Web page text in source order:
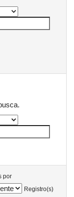
por
Registro(s)